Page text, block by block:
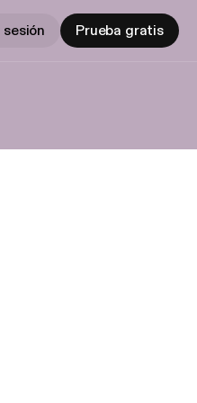
Prueba gratis